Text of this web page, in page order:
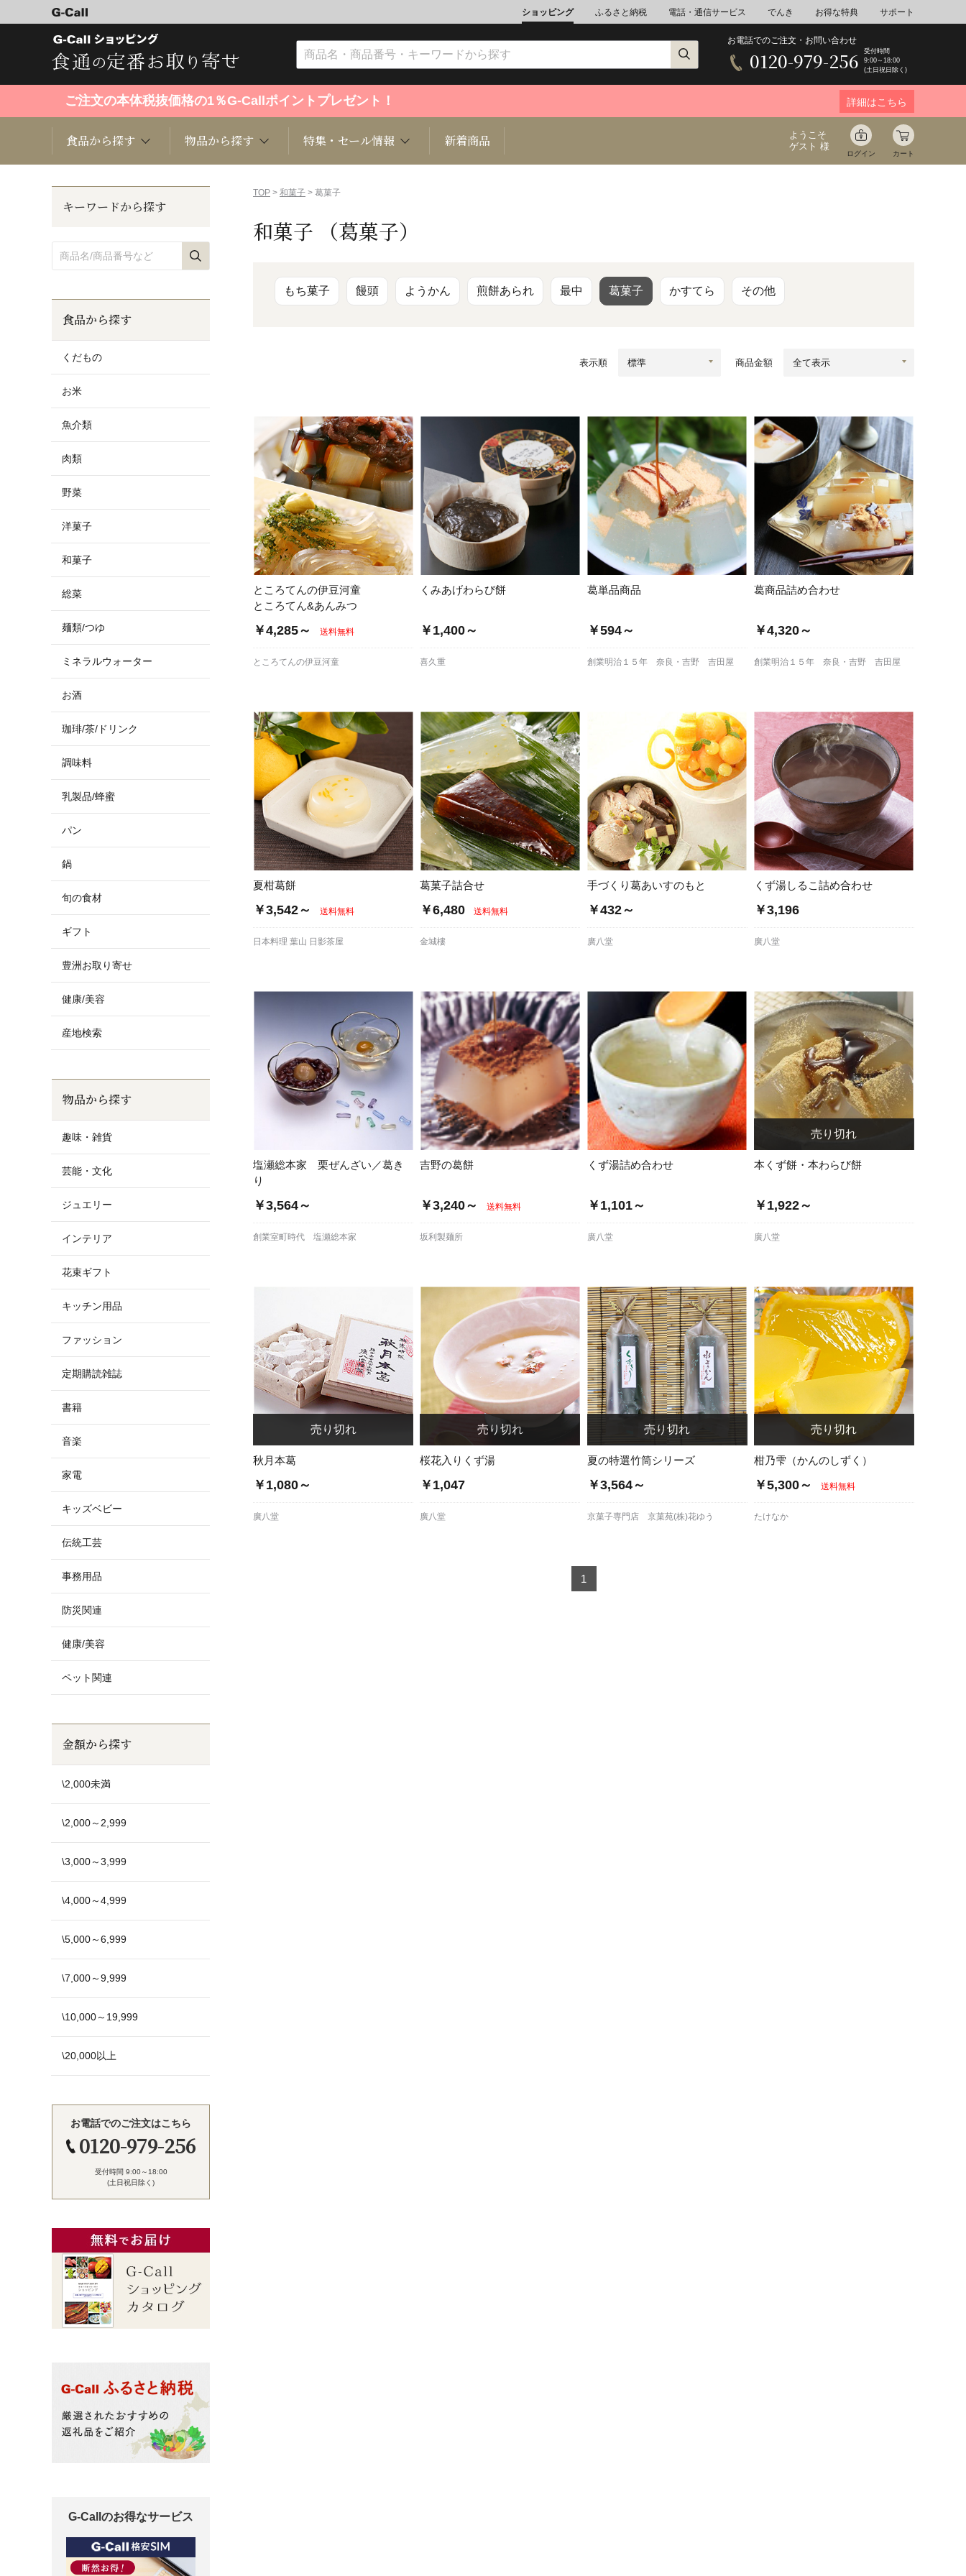
ショッピング ふるさと納税 電話・通信サービス でんき お得な特典 サポート
お電話でのご注文・お問い合わせ
0120-979-256
受付時間
9:00～18:00
(土日祝日除く)
ご注文の本体税抜価格の1％G-Callポイントプレゼント！ 詳細はこちら
食品から探す
お米
和菓子 総菜 麺類/つゆ ミネラルウォーター
鍋
物品から探す
芸能・文化
ファッション 定期購読雑誌 書籍 音楽
健康/美容
特集・セール情報 新着商品
ようこそ
ゲスト 様
ログイン カート
TOP > 和菓子 > 葛菓子
和菓子 （葛菓子）
もち菓子 饅頭 ようかん 煎餅あられ 最中 葛菓子 かすてら その他
表示順 商品金額
ところてんの伊豆河童
ところてん&あんみつ
￥4,285～ 送料無料
ところてんの伊豆河童
くみあげわらび餅
￥1,400～
喜久重
葛単品商品
￥594～
創業明治１５年 奈良・吉野 吉田屋
葛商品詰め合わせ
￥4,320～
創業明治１５年 奈良・吉野 吉田屋
夏柑葛餅
￥3,542～ 送料無料
日本料理 葉山 日影茶屋
葛菓子詰合せ
￥6,480 送料無料
金城樓
手づくり葛あいすのもと
￥432～
廣八堂
くず湯しるこ詰め合わせ
￥3,196
廣八堂
塩瀬総本家 栗ぜんざい／葛き
り
￥3,564～
創業室町時代 塩瀬総本家
吉野の葛餅
￥3,240～ 送料無料
坂利製麺所
くず湯詰め合わせ
￥1,101～
廣八堂
本くず餅・本わらび餅
￥1,922～
廣八堂
秋月本葛
￥1,080～
廣八堂
桜花入りくず湯
￥1,047
廣八堂
夏の特選竹筒シリーズ
￥3,564～
京菓子専門店 京菓苑(株)花ゆう
柑乃雫（かんのしずく）
￥5,300～ 送料無料
たけなか
1
キーワードから探す
食品から探す
くだもの
お米
魚介類
肉類
野菜
洋菓子
和菓子
総菜
麺類/つゆ
ミネラルウォーター
お酒
珈琲/茶/ドリンク
調味料
乳製品/蜂蜜
パン
鍋
旬の食材
ギフト
豊洲お取り寄せ
健康/美容
産地検索
物品から探す
趣味・雑貨
芸能・文化
ジュエリー
インテリア
花束ギフト
キッチン用品
ファッション
定期購読雑誌
書籍
音楽
家電
キッズベビー
伝統工芸
事務用品
防災関連
健康/美容
ペット関連
金額から探す
\2,000未満
\2,000～2,999
\3,000～3,999
\4,000～4,999
\5,000～6,999
\7,000～9,999
\10,000～19,999
\20,000以上
お電話でのご注文はこちら
0120-979-256
受付時間 9:00～18:00
(土日祝日除く)
G-Callのお得なサービス